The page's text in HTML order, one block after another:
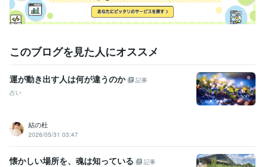
このブログを見た人にオススメ
運が動き出す人は何が違うのか
記事
占い
結の杜
2026/05/31 03:47
懐かしい場所を、魂は知っている
記事